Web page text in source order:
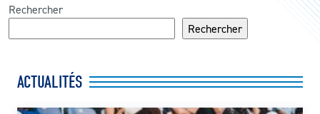
CLUB
Rechercher
Rechercher
ACTUALITÉS